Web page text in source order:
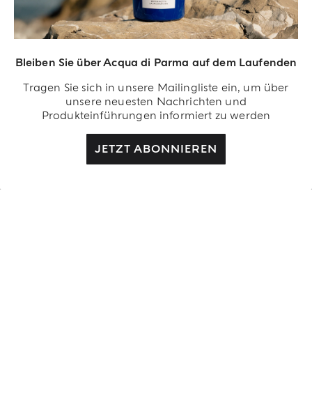
Bleiben Sie über Acqua di Parma auf dem Laufenden
Tragen Sie sich in unsere Mailingliste ein, um über
unsere neuesten Nachrichten und
Produkteinführungen informiert zu werden
JETZT ABONNIEREN
JETZT ANMELDEN